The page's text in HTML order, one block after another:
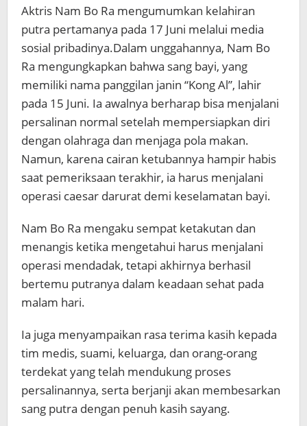
Aktris Nam Bo Ra mengumumkan kelahiran
putra pertamanya pada 17 Juni melalui media
sosial pribadinya.Dalam unggahannya, Nam Bo
Ra mengungkapkan bahwa sang bayi, yang
memiliki nama panggilan janin “Kong Al”, lahir
pada 15 Juni. Ia awalnya berharap bisa menjalani
persalinan normal setelah mempersiapkan diri
dengan olahraga dan menjaga pola makan.
Namun, karena cairan ketubannya hampir habis
saat pemeriksaan terakhir, ia harus menjalani
operasi caesar darurat demi keselamatan bayi.
Nam Bo Ra mengaku sempat ketakutan dan
menangis ketika mengetahui harus menjalani
operasi mendadak, tetapi akhirnya berhasil
bertemu putranya dalam keadaan sehat pada
malam hari.
Ia juga menyampaikan rasa terima kasih kepada
tim medis, suami, keluarga, dan orang-orang
terdekat yang telah mendukung proses
persalinannya, serta berjanji akan membesarkan
sang putra dengan penuh kasih sayang.